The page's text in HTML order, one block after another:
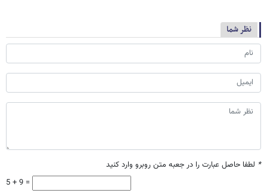
نظر شما
* لطفا حاصل عبارت را در جعبه متن روبرو وارد کنید
5 + 9 =